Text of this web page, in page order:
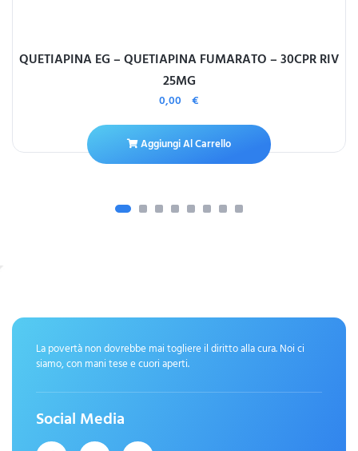
QUETIAPINA EG – QUETIAPINA FUMARATO – 30CPR RIV
25MG
0,00 €
Aggiungi Al Carrello
La povertà non dovrebbe mai togliere il diritto alla cura. Noi ci
siamo, con mani tese e cuori aperti.
Social Media